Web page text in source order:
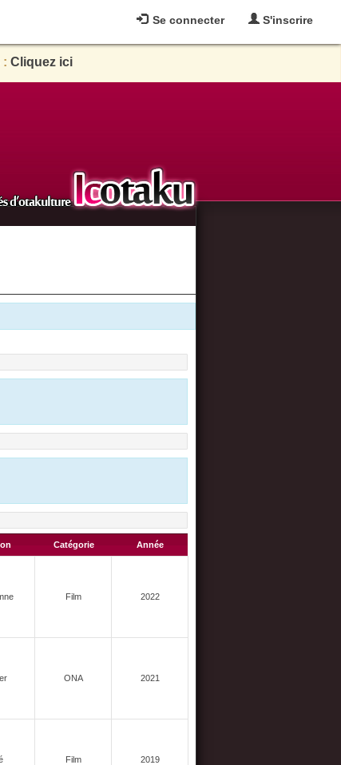
Se connecter S'inscrire
: Cliquez ici
Catégorie Année
Film 2022
ONA 2021
Film 2019